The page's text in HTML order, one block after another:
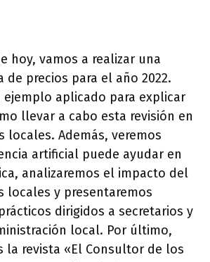
hoy, vamos a realizar una
de precios para el año 2022.
ejemplo aplicado para explicar
llevar a cabo esta revisión en
locales. Además, veremos
artificial puede ayudar en
analizaremos el impacto del
locales y presentaremos
dirigidos a secretarios y
local. Por último,
la revista «El Consultor de los